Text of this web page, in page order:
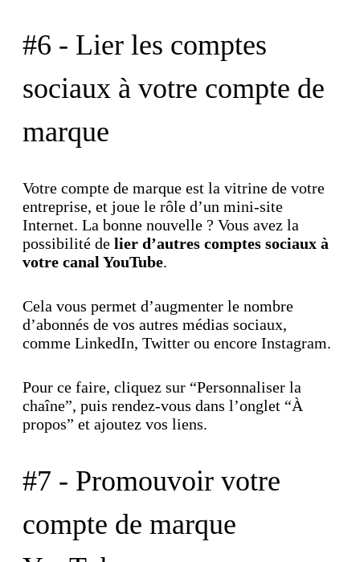
#6 - Lier les comptes
sociaux à votre compte de
marque
Votre compte de marque est la vitrine de votre
entreprise, et joue le rôle d’un mini-site
Internet. La bonne nouvelle ? Vous avez la
possibilité de lier d’autres comptes sociaux à
votre canal YouTube.
Cela vous permet d’augmenter le nombre
d’abonnés de vos autres médias sociaux,
comme LinkedIn, Twitter ou encore Instagram.
Pour ce faire, cliquez sur “Personnaliser la
chaîne”, puis rendez-vous dans l’onglet “À
propos” et ajoutez vos liens.
#7 - Promouvoir votre
compte de marque